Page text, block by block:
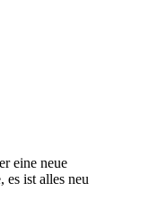
eine neue
es ist alles neu